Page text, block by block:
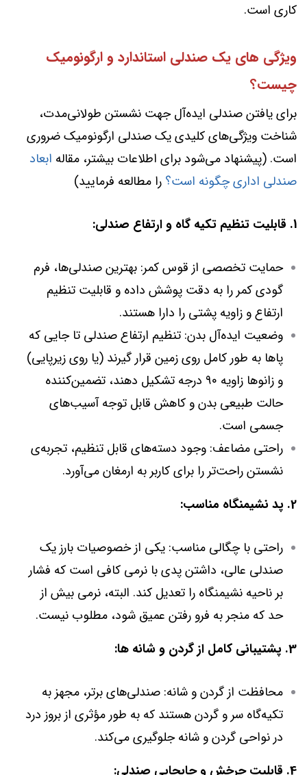
کاری است.
ویژگی های یک صندلی استاندارد و ارگونومیک
چیست؟
برای یافتن صندلی ایده‌آل جهت نشستن طولانی‌مدت،
شناخت ویژگی‌های کلیدی یک صندلی ارگونومیک ضروری
است. (پیشنهاد می‌شود برای اطلاعات بیشتر، مقاله ابعاد
صندلی اداری چگونه است؟ را مطالعه فرمایید)
1. قابلیت تنظیم تکیه گاه و ارتفاع صندلی:
حمایت تخصصی از قوس کمر: بهترین صندلی‌ها، فرم
گودی کمر را به دقت پوشش داده و قابلیت تنظیم
ارتفاع و زاویه پشتی را دارا هستند.
وضعیت ایده‌آل بدن: تنظیم ارتفاع صندلی تا جایی که
پاها به طور کامل روی زمین قرار گیرند (یا روی زیرپایی)
و زانوها زاویه ۹۰ درجه تشکیل دهند، تضمین‌کننده
حالت طبیعی بدن و کاهش قابل توجه آسیب‌های
جسمی است.
راحتی مضاعف: وجود دسته‌های قابل تنظیم، تجربه‌ی
نشستن راحت‌تر را برای کاربر به ارمغان می‌آورد.
2. پد نشیمنگاه مناسب:
راحتی با چگالی مناسب: یکی از خصوصیات بارز یک
صندلی عالی، داشتن پدی با نرمی کافی است که فشار
بر ناحیه نشیمنگاه را تعدیل کند. البته، نرمی بیش از
حد که منجر به فرو رفتن عمیق شود، مطلوب نیست.
3. پشتیبانی کامل از گردن و شانه ها:
محافظت از گردن و شانه: صندلی‌های برتر، مجهز به
تکیه‌گاه سر و گردن هستند که به طور مؤثری از بروز درد
در نواحی گردن و شانه جلوگیری می‌کند.